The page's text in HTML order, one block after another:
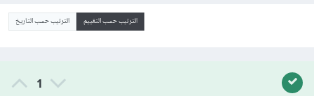
الترتيب حسب التقييم الترتيب حسب التاريخ
1